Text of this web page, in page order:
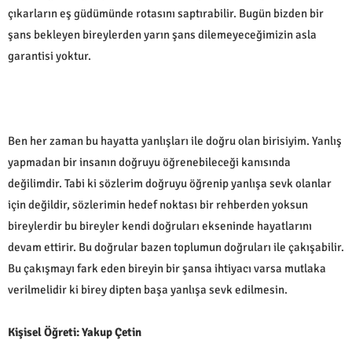
çıkarların eş güdümünde rotasını saptırabilir. Bugün bizden bir
şans bekleyen bireylerden yarın şans dilemeyeceğimizin asla
garantisi yoktur.
Ben her zaman bu hayatta yanlışları ile doğru olan birisiyim. Yanlış
yapmadan bir insanın doğruyu öğrenebileceği kanısında
değilimdir. Tabi ki sözlerim doğruyu öğrenip yanlışa sevk olanlar
için değildir, sözlerimin hedef noktası bir rehberden yoksun
bireylerdir bu bireyler kendi doğruları ekseninde hayatlarını
devam ettirir. Bu doğrular bazen toplumun doğruları ile çakışabilir.
Bu çakışmayı fark eden bireyin bir şansa ihtiyacı varsa mutlaka
verilmelidir ki birey dipten başa yanlışa sevk edilmesin.
Kişisel Öğreti: Yakup Çetin